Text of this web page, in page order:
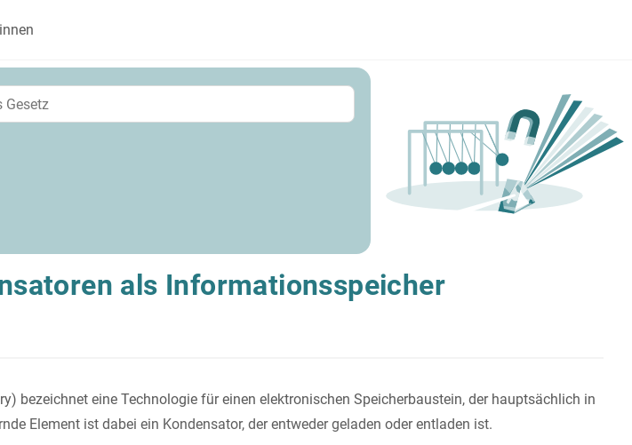
als Informationsspeicher
bezeichnet eine Technologie für einen elektronischen Speicherbaustein, der hauptsächlich in
Element ist dabei ein Kondensator, der entweder geladen oder entladen ist.